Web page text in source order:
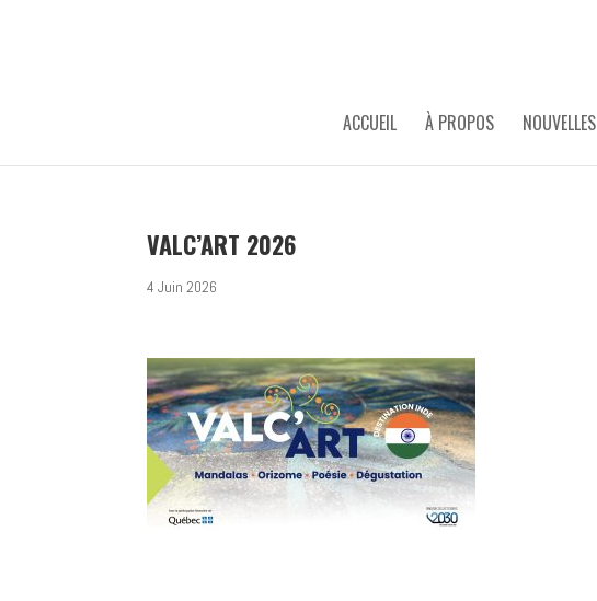
ACCUEIL À PROPOS NOUVELLES
VALC’ART 2026
4 Juin 2026